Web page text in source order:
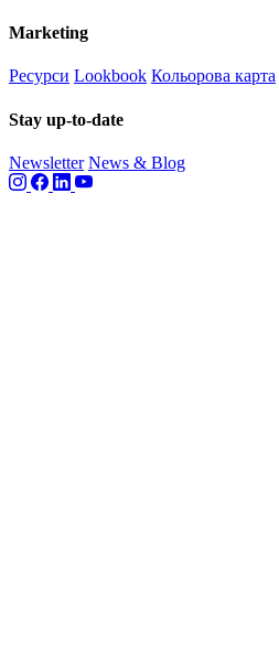
Marketing
Ресурси Lookbook Кольорова карта
Stay up-to-date
Newsletter News & Blog